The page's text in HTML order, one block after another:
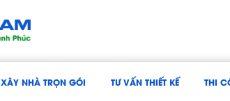
XÂY NHÀ TRỌN GÓI TƯ VẤN THIẾT KẾ THI